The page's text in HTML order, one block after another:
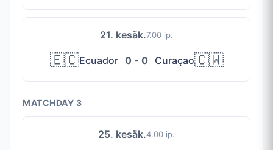
21. kesäk.7.00 ip.
🇪🇨Ecuador 0 - 0 Curaçao🇨🇼
MATCHDAY 3
25. kesäk.4.00 ip.